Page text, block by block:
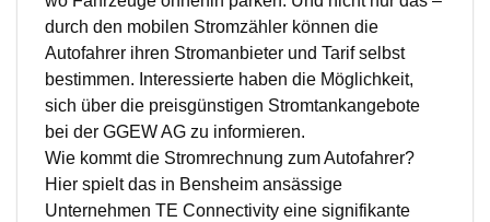
durch den mobilen Stromzähler können die
Autofahrer ihren Stromanbieter und Tarif selbst
bestimmen. Interessierte haben die Möglichkeit,
sich über die preisgünstigen Stromtankangebote
bei der GGEW AG zu informieren.
Wie kommt die Stromrechnung zum Autofahrer?
Hier spielt das in Bensheim ansässige
Unternehmen TE Connectivity eine signifikante